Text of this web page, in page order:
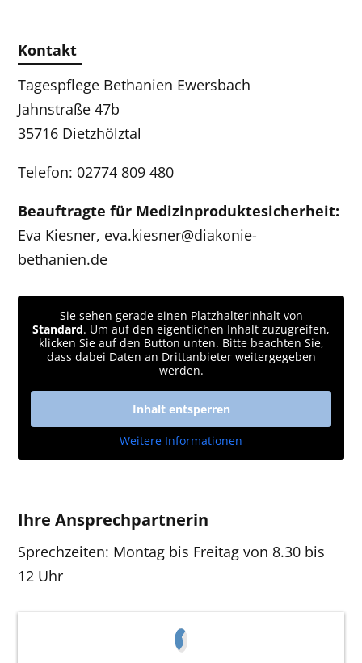
Kontakt
Tagespflege Bethanien Ewersbach
Jahnstraße 47b
35716 Dietzhölztal
Telefon: 02774 809 480
Beauftragte für Medizinproduktesicherheit:
Eva Kiesner, eva.kiesner@diakonie-
bethanien.de
Sie sehen gerade einen Platzhalterinhalt von
Standard. Um auf den eigentlichen Inhalt zuzugreifen,
klicken Sie auf den Button unten. Bitte beachten Sie,
dass dabei Daten an Drittanbieter weitergegeben
werden.
Inhalt entsperren
Weitere Informationen
Ihre Ansprechpartnerin
Sprechzeiten: Montag bis Freitag von 8.30 bis
12 Uhr